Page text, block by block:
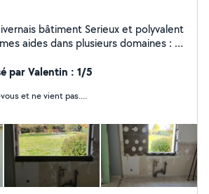
Serieux et polyvalent
aides dans plusieurs domaines : -
du bois si besoin -carrelage -
d arbre Si je vous
merci cordialement
contacter pour plus d'informations.
par Valentin : 1/5
et ne vient pas....